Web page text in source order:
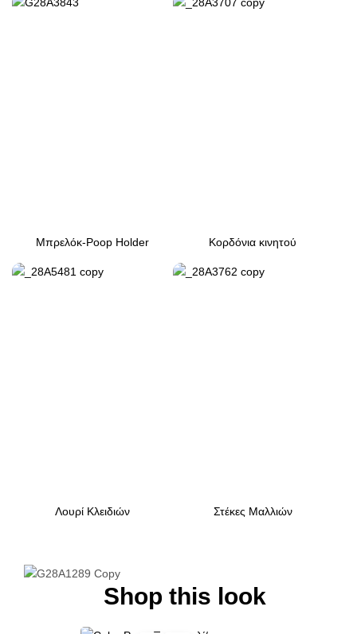
Μπρελόκ-Poop Holder Κορδόνια κινητού
Λουρί Κλειδιών Στέκες Μαλλιών
Shop this look